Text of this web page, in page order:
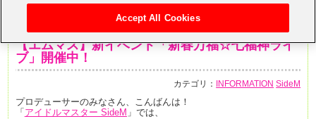
【エムマス】新イベント「新春万福☆七福神ライ
ブ」開催中！
カテゴリ： INFORMATION SideM
プロデューサーのみなさん、こんばんは！
「 アイドルマスター SideM 」では、
Accept All Cookies